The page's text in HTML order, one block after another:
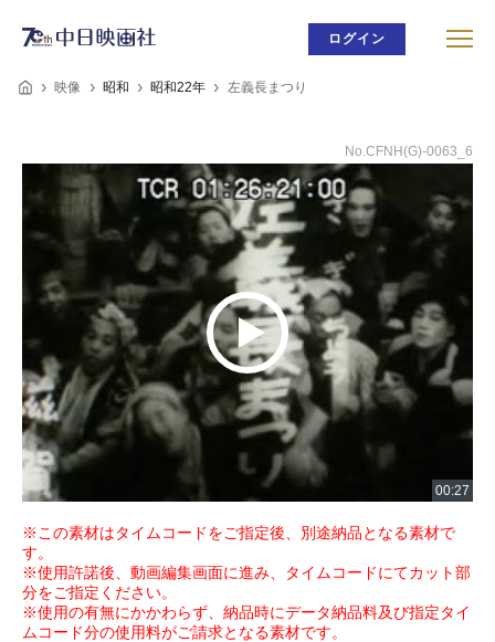
ログイン
映像 昭和 昭和22年 左義長まつり
No.CFNH(G)-0063_6
※この素材はタイムコードをご指定後、別途納品となる素材で
す。
※使用許諾後、動画編集画面に進み、タイムコードにてカット部
分をご指定ください。
※使用の有無にかかわらず、納品時にデータ納品料及び指定タイ
ムコード分の使用料がご請求となる素材です。